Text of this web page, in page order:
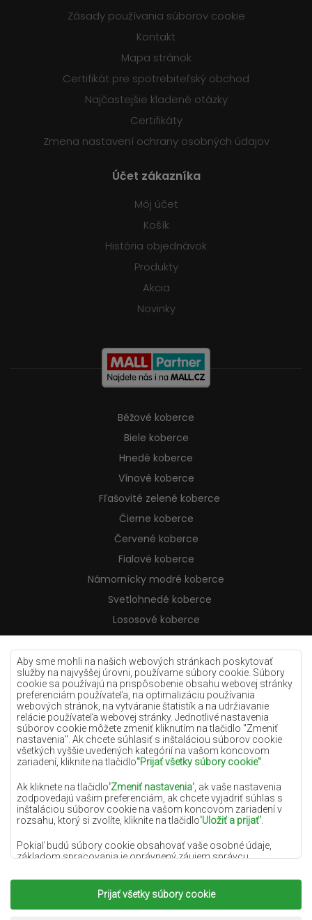
Aby sme mohli na našich webových stránkach poskytovať
služby na najvyššej úrovni, používame súbory cookie. Súbory
cookie sa používajú na prispôsobenie obsahu webovej stránky
preferenciám používateľa, na optimalizáciu používania
webových stránok, na vytváranie štatistík a na udržiavanie
relácie používateľa webovej stránky. Jednotlivé nastavenia
súborov cookie môžete zmeniť kliknutím na tlačidlo "Zmeniť
nastavenia". Ak chcete súhlasiť s inštaláciou súborov cookie
všetkých vyššie uvedených kategórií na vašom koncovom
zariadení, kliknite na tlačidlo"Prijať všetky súbory cookie"
Ak kliknete na tlačidlo'Zmeniť nastavenia' , ak vaše nastavenia
zodpovedajú vašim preferenciám, ak chcete vyjadriť súhlas s
inštaláciou súborov cookie na vašom koncovom zariadení v
rozsahu, ktorý si zvolíte, kliknite na tlačidlo'Uložiť a prijať'
Pokiaľ budú súbory cookie obsahovať vaše osobné údaje,
základom spracovania je oprávnený záujem správcu
podobe poskytovania vysokokvalitných služieb na našej
webovej stránke a marketingových aktivít správcu osobných
údajov a jeho dôveryhodných partnerov.
Prijať všetky súbory cookie
Zásady používania súborov cookie
Kontakt
Mapa stránok
Certifikát pre spotrebiteľský obchod
Najčastejšie kladené otázky
Certifikáty
Zmena nastavení ochrany osobných údajov
Účet zákazníka
Môj účet
Košík
História objednávok
Produkty
Akcia
Novinky
Béžové koberce
Biele koberce
Hnedé koberce
Vínové koberce
Fľašovité zelené koberce
Čierne koberce
Červené koberce
Fialové koberce
Námornícky modré koberce
Svetlohnedé koberce
Lososové koberce
Krémové koberce
Lilac koberce
Žlté koberce
Mätové koberce
Modré koberce
Oranžové koberce
Ružové koberce
Šedé koberce
Terakotové koberce
Zelené koberce
Zlaté koberce
Copyright 2022Koberce Chemex.Všetky práva